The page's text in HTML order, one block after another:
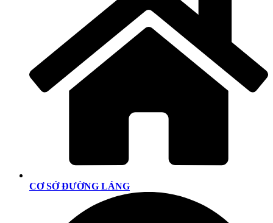
CƠ SỞ ĐƯỜNG LÁNG